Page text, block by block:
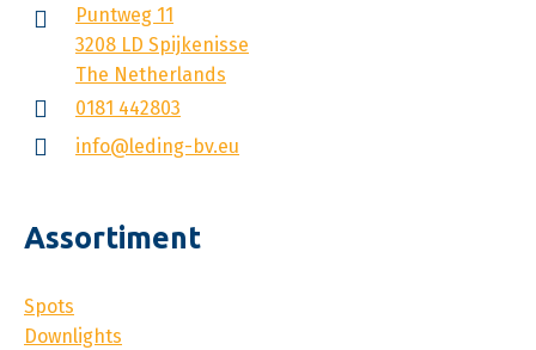
Puntweg 11
3208 LD Spijkenisse
The Netherlands
0181 442803
info@leding-bv.eu
Assortiment
Spots
Downlights